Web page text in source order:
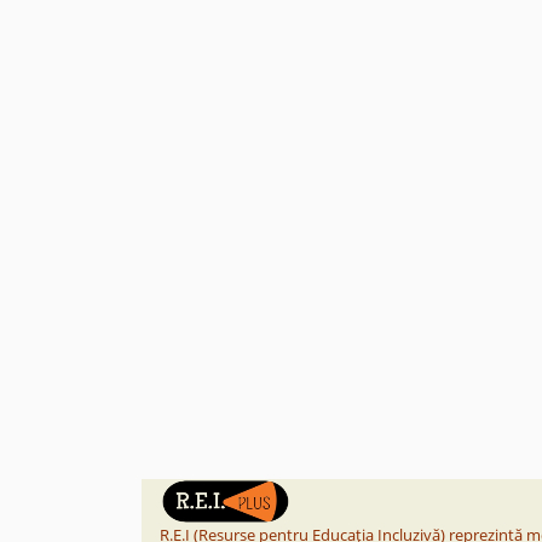
R.E.I (Resurse pentru Educația Incluzivă) reprezintă